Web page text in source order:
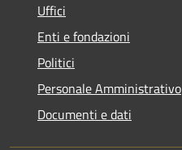
Uffici
Enti e fondazioni
Politici
Personale Amministrativo
Documenti e dati